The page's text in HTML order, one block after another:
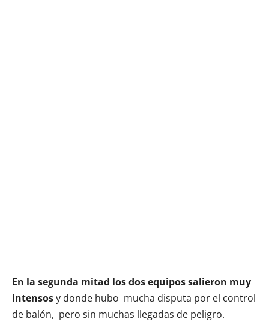
En la segunda mitad los dos equipos salieron muy
intensosy donde hubo mucha disputa por el control
de balón, pero sin muchas llegadas de peligro.